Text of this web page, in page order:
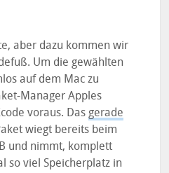
aber dazu kommen wir
Um die gewählten
auf dem Mac zu
Manager Apples
voraus. Das gerade
wiegt bereits beim
und nimmt, komplett
so viel Speicherplatz in